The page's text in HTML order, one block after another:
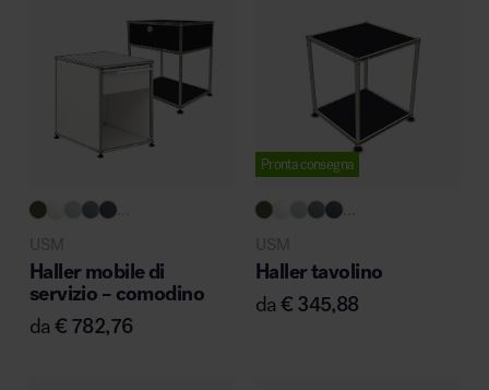
...
USM
Haller mobile di
servizio – comodino
da€ 782,76
Pronta consegna
USM
Haller tavolino
da€ 345,88